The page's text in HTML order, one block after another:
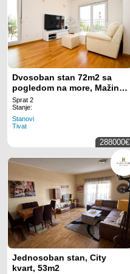
Dvosoban stan 72m2 sa
pogledom na more, Mažina
- Tivat
Sprat 2
Stanje:
Stanovi
Tivat
288000€
Jednosoban stan, City
kvart, 53m2